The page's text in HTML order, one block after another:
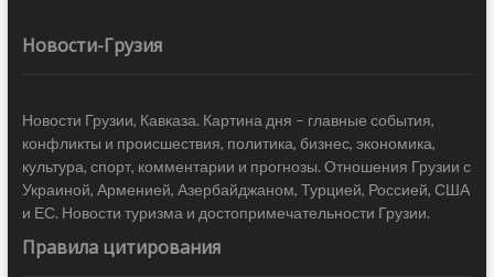
Новости-Грузия
Новости Грузии, Кавказа. Картина дня – главные события,
конфликты и происшествия, политика, бизнес, экономика,
культура, спорт, комментарии и прогнозы. Отношения Грузии с
Украиной, Арменией, Азербайджаном, Турцией, Россией, США
и ЕС. Новости туризма и достопримечательности Грузии.
Правила цитирования